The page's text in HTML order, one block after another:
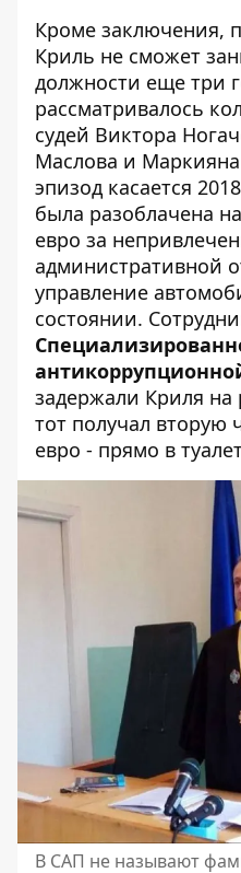
Кроме заключения,
Криль не сможет
должности еще три
рассматривалось
судей Виктора
Маслова и
эпизод касается
была разоблачена на
евро за
административной
управление
состоянии.
задержали Криля на
тот получал вторую
евро - прямо в
В САП не называют